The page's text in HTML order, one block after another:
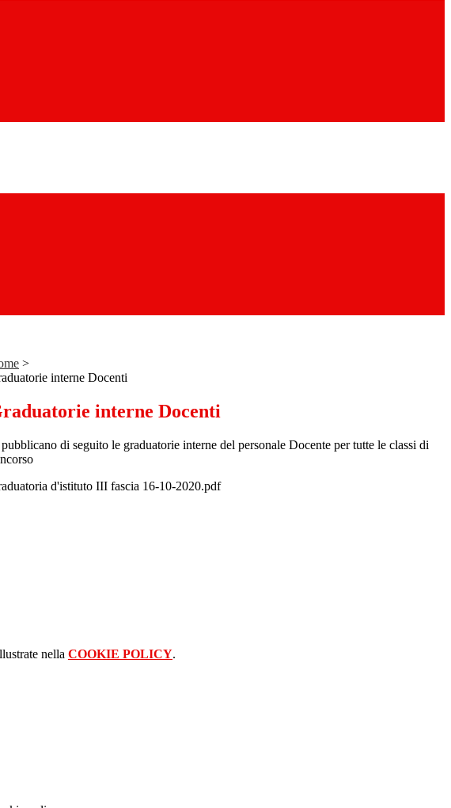
>
interne Docenti
interne Docenti
di seguito le graduatorie interne del personale Docente per tutte le classi di
d'istituto III fascia 16-10-2020.pdf
nella COOKIE POLICY.